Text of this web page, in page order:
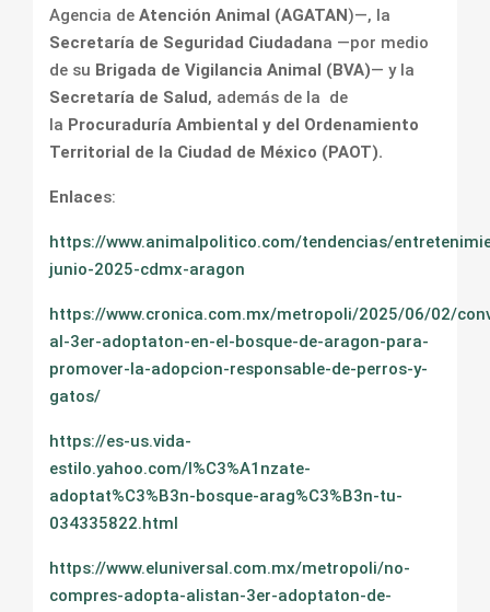
Agencia de Atención Animal (AGATAN )—, la
Secretaría de Seguridad Ciudadana —por medio
de su Brigada de Vigilancia Animal (BVA)— y la
Secretaría de Salud , además de la de
la Procuraduría Ambiental y del Ordenamiento
Territorial de la Ciudad de México (PAOT).
Enlaces:
https://www.animalpolitico.com/tendencias/
junio-2025-cdmx-aragon
https://www.cronica.com.mx/metropoli/2025/06/02/
al-3er-adoptaton-en-el-bosque-de-aragon-para-
promover-la-adopcion-responsable-de-perros-y-
gatos/
https://es-us.vida-
estilo.yahoo.com/l%C3%A1nzate-
adoptat%C3%B3n-bosque-arag%C3%B3n-tu-
034335822.html
https://www.eluniversal.com.mx/metropoli/no-
compres-adopta-alistan-3er-adoptaton-de-